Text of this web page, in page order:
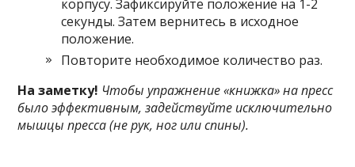
корпусу. Зафиксируйте положение на 1-2
секунды. Затем вернитесь в исходное
положение.
Повторите необходимое количество раз.
На заметку! Чтобыупражнение «книжка» на пресс
было эффективным, задействуйте исключительно
мышцы пресса (не рук, ног или спины).